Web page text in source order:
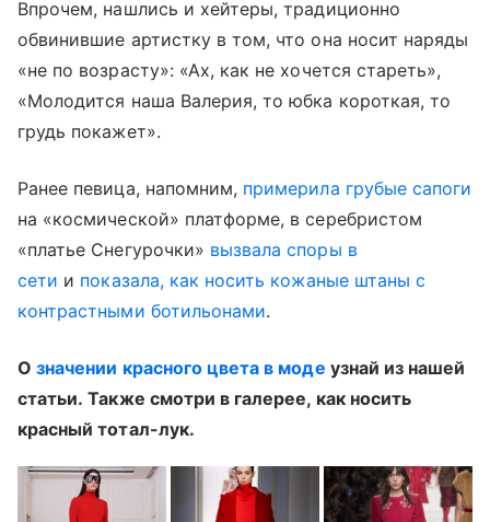
Впрочем, нашлись и хейтеры, традиционно
обвинившие артистку в том, что она носит наряды
«не по возрасту»: «Ах, как не хочется стареть»,
«Молодится наша Валерия, то юбка короткая, то
грудь покажет».
Ранее певица, напомним, примерила грубые сапоги
на «космической» платформе, в серебристом
«платье Снегурочки» вызвала споры в
сети и показала, как носить кожаные штаны с
контрастными ботильонами.
Означении красного цвета в моде узнай из нашей
статьи. Также смотри в галерее, как носить
красный тотал-лук.